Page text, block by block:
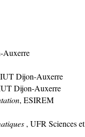
Auxerre
Dijon-Auxerre
Dijon-Auxerre
, ESIREM
, UFR Sciences